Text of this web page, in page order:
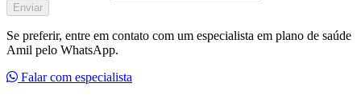
Enviar
Se preferir, entre em contato com um especialista em plano de saúde
Amil pelo WhatsApp.
Falar com especialista